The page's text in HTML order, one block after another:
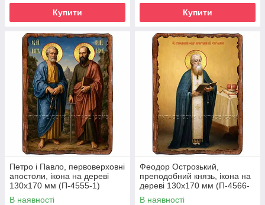
Купити Купити
Петро і Павло, первоверховні
апостоли, ікона на дереві
130х170 мм (П-4555-1)
В наявності
Феодор Острозький,
преподобний князь, ікона на
дереві 130х170 мм (П-4566-
1)
В наявності